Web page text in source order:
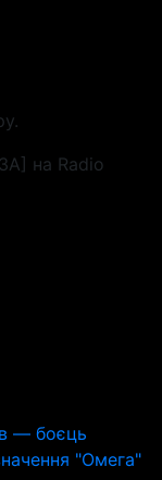
на Radio
— боєць
"Омега"